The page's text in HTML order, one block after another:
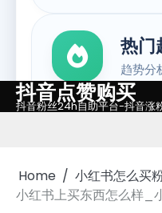
Skip
to
抖音点赞购买
抖音粉丝24h自助平台-抖音涨
Home
小红书怎么买
小红书上买东西怎么样_